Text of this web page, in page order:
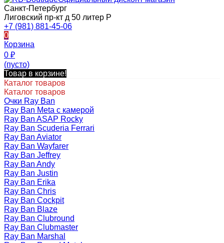
Санкт-Петербург
Лиговский пр-кт д 50 литер Р
+7 (981) 881-45-06
0
Корзина
0 ₽
(пусто)
Товар в корзине!
Каталог товаров
Каталог товаров
Очки Ray Ban
Ray Ban Meta с камерой
Ray Ban ASAP Rocky
Ray Ban Scuderia Ferrari
Ray Ban Aviator
Ray Ban Wayfarer
Ray Ban Jeffrey
Ray Ban Andy
Ray Ban Justin
Ray Ban Erika
Ray Ban Chris
Ray Ban Cockpit
Ray Ban Blaze
Ray Ban Clubround
Ray Ban Clubmaster
Ray Ban Marshal